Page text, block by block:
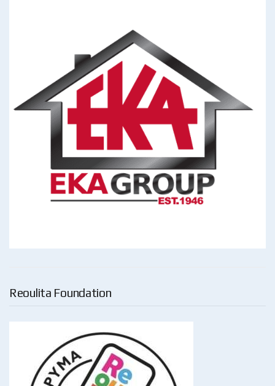
Reoulita Foundation